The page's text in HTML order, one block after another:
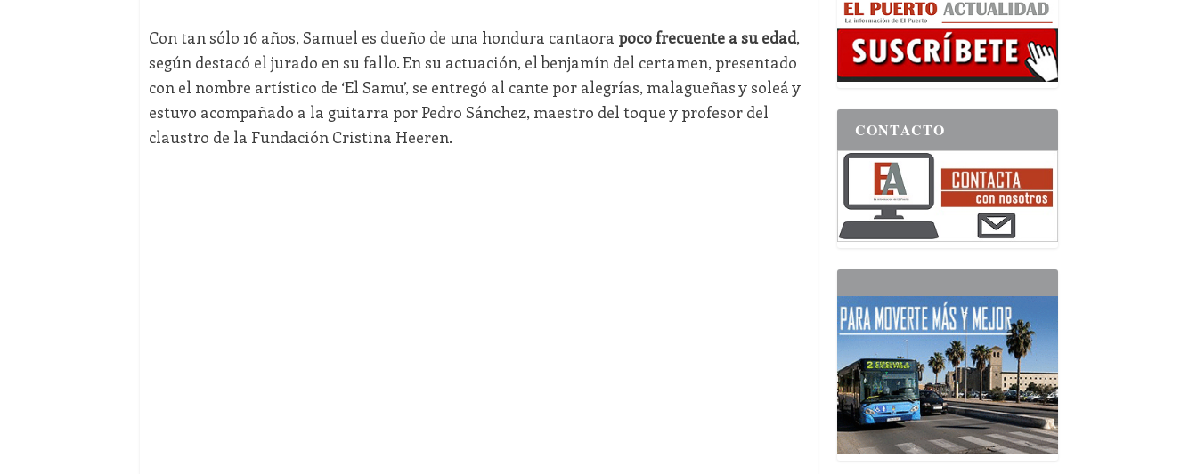
Con tan sólo 16 años, Samuel es dueño de una hondura cantaora poco frecuente a su edad,
según destacó el jurado en su fallo. En su actuación, el benjamín del certamen, presentado
con el nombre artístico de ‘El Samu’, se entregó al cante por alegrías, malagueñas y soleá y
estuvo acompañado a la guitarra por Pedro Sánchez, maestro del toque y profesor del
claustro de la Fundación Cristina Heeren.
CONTACTO